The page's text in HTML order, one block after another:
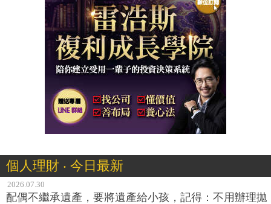
個人理財 ‧ 今日最新
2026.07.30
配偶不繼承遺產，要將遺產給小孩，記得：不用辦理拋